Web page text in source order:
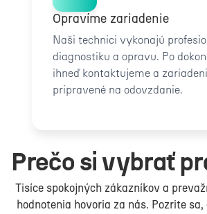
Opravíme zariadenie
Naši technici vykonajú
diagnostiku a opravu. Po
ihneď kontaktujeme a
pripravené na odovzdanie.
Prečo si vybrať
Tisíce spokojných zákazníkov a
hodnotenia hovoria za nás. Pozrite sa,